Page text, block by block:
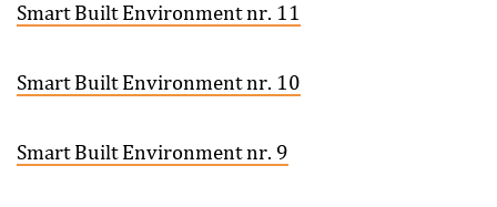
Smart Built Environment nr. 11
Smart Built Environment nr. 10
Smart Built Environment nr. 9